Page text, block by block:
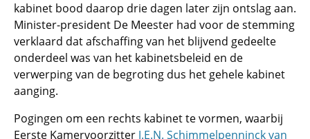
kabinet bood daarop drie dagen later zijn ontslag aan.
Minister-president De Meester had voor de stemming
verklaard dat afschaffing van het blijvend gedeelte
onderdeel was van het kabinetsbeleid en de
verwerping van de begroting dus het gehele kabinet
aanging.
Pogingen om een rechts kabinet te vormen, waarbij
Eerste Kamervoorzitter J.E.N. Schimmelpenninck van